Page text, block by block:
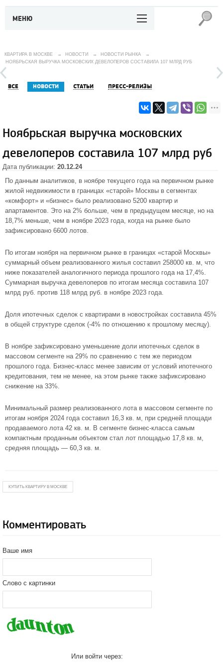
МЕНЮ
КВАРТИРА В МОСКВЕ → НОВОСТИ → НОВОСТИ РЫНКА
→
НОЯБРЬСКАЯ ВЫРУЧКА МОСКОВСКИХ ДЕВЕЛОПЕРОВ СОСТАВИЛА 107 МЛРД РУБ
ВСЕ НОВОСТИ СТАТЬИ ПРЕСС-РЕЛИЗЫ
Ноябрьская выручка московских
девелоперов составила 107 млрд руб
Дата публикации: 20.12.24
По данным аналитиков, в ноябре текущего года на первичном рынке
жилой недвижимости в границах «старой» Москвы в сегментах
«комфорт» и «бизнес» было реализовано 5200 квартир и
апартаментов. Это на 2% больше, чем в предыдущем месяце, но на
18,7% меньше, чем в ноябре 2023 года, когда на рынке было
зафиксировано 6600 лотов.
По итогам ноября на первичном рынке в границах «старой Москвы»
суммарный объем реализованного жилья составил 258000 кв. м, что
ниже показателей аналогичного периода прошлого года на 17,4%.
Суммарная выручка девелоперов по итогам месяца составила 107
млрд руб. против 118 млрд руб. в ноябре 2023 года.
Доля ипотечных сделок с квартирами в новостройках составила 45%
в общей структуре сделок (-4% по отношению к прошлому месяцу).
В ноябре зафиксировано уменьшение доли ипотечных сделок в
массовом сегменте на 29% по сравнению с тем же периодом
прошлого года. Бизнес-класс менее зависим от условий ипотечного
кредитования, тем не менее, на этом рынке также зафиксировано
снижение на 33%.
Минимальный размер реализованного лота в массовом сегменте по
итогам ноября 2024 года составил 16,3 кв. м, при средней площади
продаваемого лота 42 кв. м. В сегменте бизнес-класса самым
компактным проданным объектом стал лот площадью 17,8 кв. м,
средняя площадь — 60,3 кв. м.
КУПИТЬ КВАРТИРУ В МОСКВЕ
Комментировать
Ваше имя
Слово с картинки
Или войти через: